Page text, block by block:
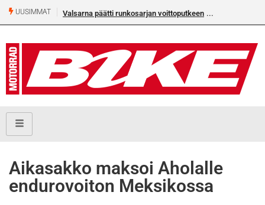
UUSIMMAT Valsarna päätti runkosarjan voittoputkeen
Aikasakko maksoi Aholalle
endurovoiton Meksikossa